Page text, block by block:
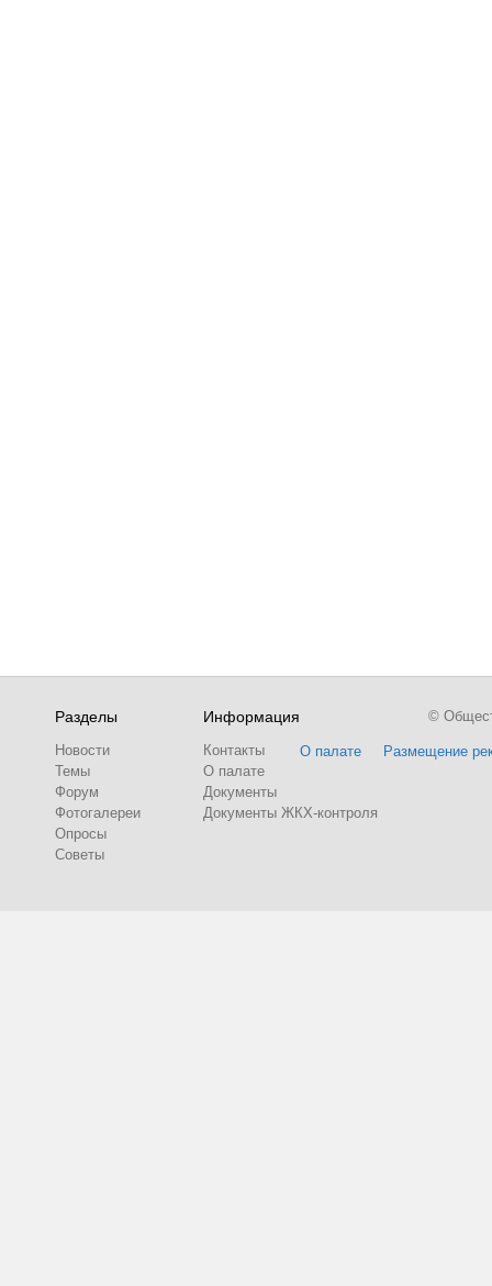
Разделы
Новости
Темы
Форум
Фотогалереи
Опросы
Советы
Информация
Контакты
О палате
Документы
Документы ЖКХ-контроля
О палате Размещение
©